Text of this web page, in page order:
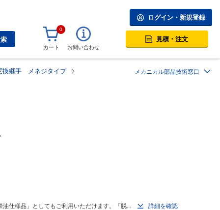
ログイン・新規登録
0
カート お問い合わせ
見積・注文
換継手 メネジタイプ メカニカル部品技術窓口
仕様品」としてもご利用いただけます。「脱... 詳細を確認